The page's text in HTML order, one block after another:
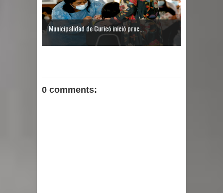
Municipalidad de Curicó inició proc...
0 comments: